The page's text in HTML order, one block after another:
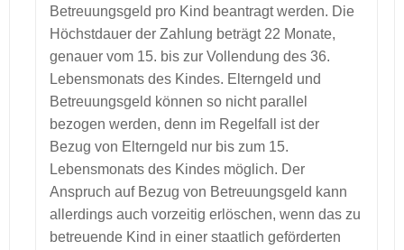
Betreuungsgeld pro Kind beantragt werden. Die
Höchstdauer der Zahlung beträgt 22 Monate,
genauer vom 15. bis zur Vollendung des 36.
Lebensmonats des Kindes. Elterngeld und
Betreuungsgeld können so nicht parallel
bezogen werden, denn im Regelfall ist der
Bezug von Elterngeld nur bis zum 15.
Lebensmonats des Kindes möglich. Der
Anspruch auf Bezug von Betreuungsgeld kann
allerdings auch vorzeitig erlöschen, wenn das zu
betreuende Kind in einer staatlich geförderten